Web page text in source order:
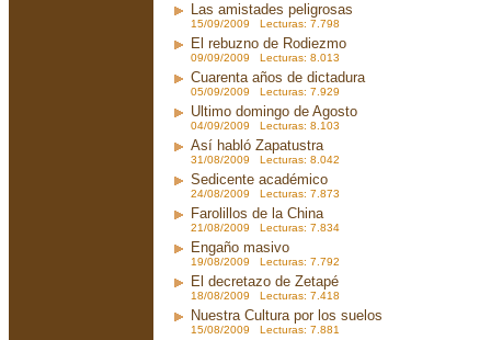
Las amistades peligrosas
15/09/2009 Lecturas: 7.798
El rebuzno de Rodiezmo
09/09/2009 Lecturas: 8.013
Cuarenta años de dictadura
05/09/2009 Lecturas: 7.929
Ultimo domingo de Agosto
04/09/2009 Lecturas: 8.103
Así habló Zapatustra
31/08/2009 Lecturas: 8.042
Sedicente académico
24/08/2009 Lecturas: 7.873
Farolillos de la China
21/08/2009 Lecturas: 7.834
Engaño masivo
19/08/2009 Lecturas: 7.792
El decretazo de Zetapé
18/08/2009 Lecturas: 7.418
Nuestra Cultura por los suelos
15/08/2009 Lecturas: 7.881